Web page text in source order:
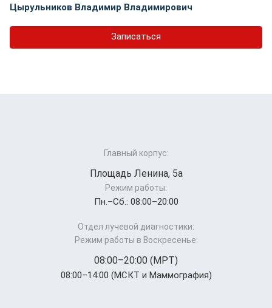
Цырульников Владимир Владимирович
Записаться
Главный корпус:
Площадь Ленина, 5а
Режим работы:
Пн.–Cб.: 08:00–20:00
Отдел лучевой диагностики:
Режим работы в Воскресенье:
08:00–20:00 (МРТ)
08:00–14:00 (МСКТ и Маммография)